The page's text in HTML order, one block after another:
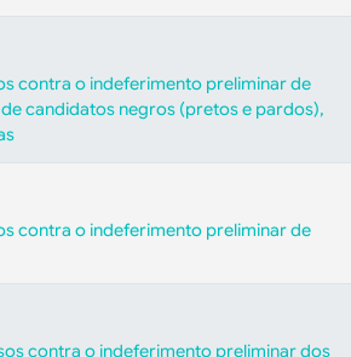
contra o indeferimento preliminar de
candidatos negros (pretos e pardos),
contra o indeferimento preliminar de
contra o indeferimento preliminar dos